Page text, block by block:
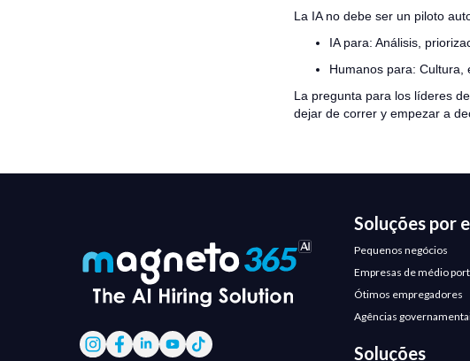
La IA no debe ser un piloto
IA para: Análisis,
Humanos para: Cultura,
La pregunta para los líderes
dejar de correr y empezar a
Soluções por
Pequenos negócios
Empresas de médio
Ótimos empregadores
Agências
Soluções